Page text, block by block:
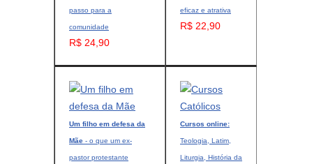
passo para a
comunidade
R$ 24,90
eficaz e atrativa
R$ 22,90
Um filho em defesa da
Mãe - o que um ex-
pastor protestante
Cursos online:
Teologia, Latim,
Liturgia, História da